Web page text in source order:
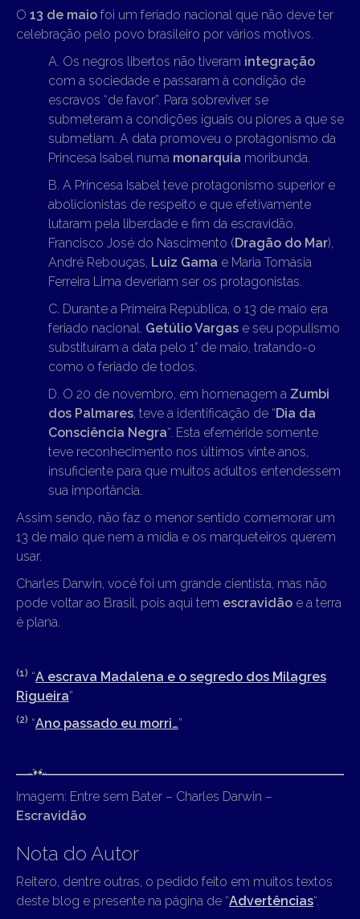
O 13 de maio foi um feriado nacional que não deve ter
celebração pelo povo brasileiro por vários motivos.
A. Os negros libertos não tiveram integração
com a sociedade e passaram à condição de
escravos “de favor”. Para sobreviver se
submeteram a condições iguais ou piores a que se
submetiam. A data promoveu o protagonismo da
Princesa Isabel numa monarquia moribunda.
B. A Princesa Isabel teve protagonismo superior e
abolicionistas de respeito e que efetivamente
lutaram pela liberdade e fim da escravidão.
Francisco José do Nascimento (Dragão do Mar),
André Rebouças, Luiz Gama e Maria Tomásia
Ferreira Lima deveriam ser os protagonistas.
C. Durante a Primeira República, o 13 de maio era
feriado nacional. Getúlio Vargas e seu populismo
substituíram a data pelo 1° de maio, tratando-o
como o feriado de todos.
D. O 20 de novembro, em homenagem a Zumbi
dos Palmares, teve a identificação de “Dia da
Consciência Negra“. Esta efeméride somente
teve reconhecimento nos últimos vinte anos,
insuficiente para que muitos adultos entendessem
sua importância.
Assim sendo, não faz o menor sentido comemorar um
13 de maio que nem a mídia e os marqueteiros querem
usar.
Charles Darwin, você foi um grande cientista, mas não
pode voltar ao Brasil, pois aqui tem escravidão e a terra
é plana.
(1) “A escrava Madalena e o segredo dos Milagres
Rigueira”
(2) “Ano passado eu morri…”
Imagem: Entre sem Bater – Charles Darwin –
Escravidão
Nota do Autor
Reitero, dentre outras, o pedido feito em muitos textos
deste blog e presente na página de “Advertências“.